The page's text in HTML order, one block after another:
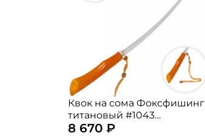
Квок на сома Фоксфишинг
титановый #1043
удлинённый, рукоять из
8 670 ₽